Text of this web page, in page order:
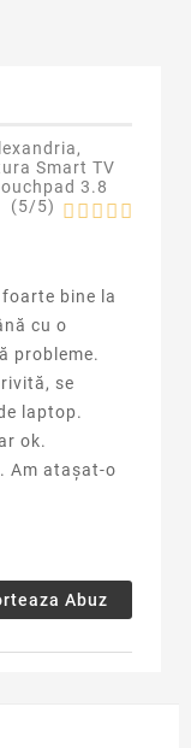
Smart TV
3.8
(5/5)
bine la
cu o
probleme.
se
laptop.
ok.
Am atașat-o
Abuz